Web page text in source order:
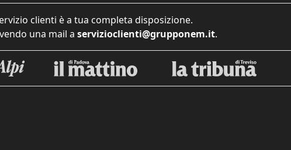
clienti è a tua completa disposizione.
una mail a servizioclienti@grupponem.it.